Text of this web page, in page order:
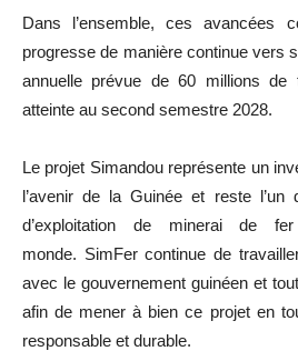
Dans l’ensemble, ces avancées
progresse de manière continue vers
annuelle prévue de 60 millions de
atteinte au second semestre 2028.
Le projet Simandou représente un
l’avenir de la Guinée et reste l’un
d’exploitation de minerai de
monde. SimFer continue de
avec le gouvernement guinéen et
afin de mener à bien ce projet en
responsable et durable.